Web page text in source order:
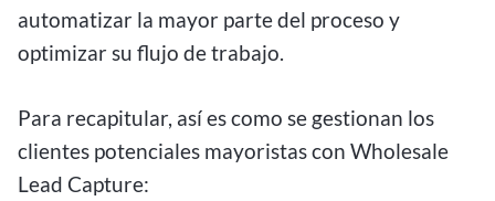
automatizar la mayor parte del proceso y
optimizar su flujo de trabajo.
Para recapitular, así es como se gestionan los
clientes potenciales mayoristas con Wholesale
Lead Capture: